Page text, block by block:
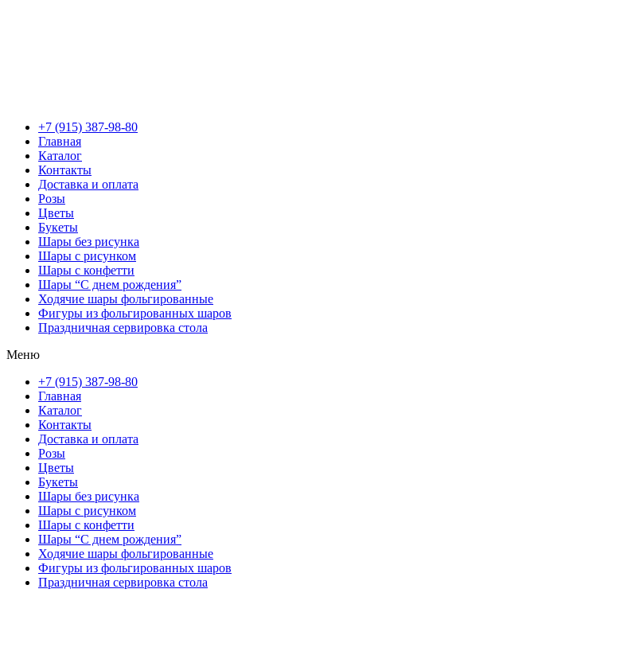
+7 (915) 387-98-80
Главная
Каталог
Контакты
Доставка и оплата
Розы
Цветы
Букеты
Шары без рисунка
Шары с рисунком
Шары с конфетти
Шары “С днем рождения”
Ходячие шары фольгированные
Фигуры из фольгированных шаров
Праздничная сервировка стола
Меню
+7 (915) 387-98-80
Главная
Каталог
Контакты
Доставка и оплата
Розы
Цветы
Букеты
Шары без рисунка
Шары с рисунком
Шары с конфетти
Шары “С днем рождения”
Ходячие шары фольгированные
Фигуры из фольгированных шаров
Праздничная сервировка стола